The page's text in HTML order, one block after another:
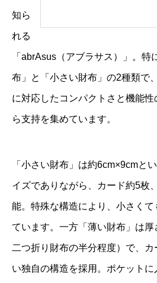
知ら
れる
「abrAsus（アブラサス）」。特
布」と「小さい財布」の2種類で
に対応したコンパクトさと機能
ら支持を集めています。
「小さい財布」は約6cm×9cmと
イズでありながら、カード約5枚
能。特殊な構造により、小さく
ています。一方「薄い財布」は
二つ折り財布の半分程度）で、
い独自の構造を採用。ポケット